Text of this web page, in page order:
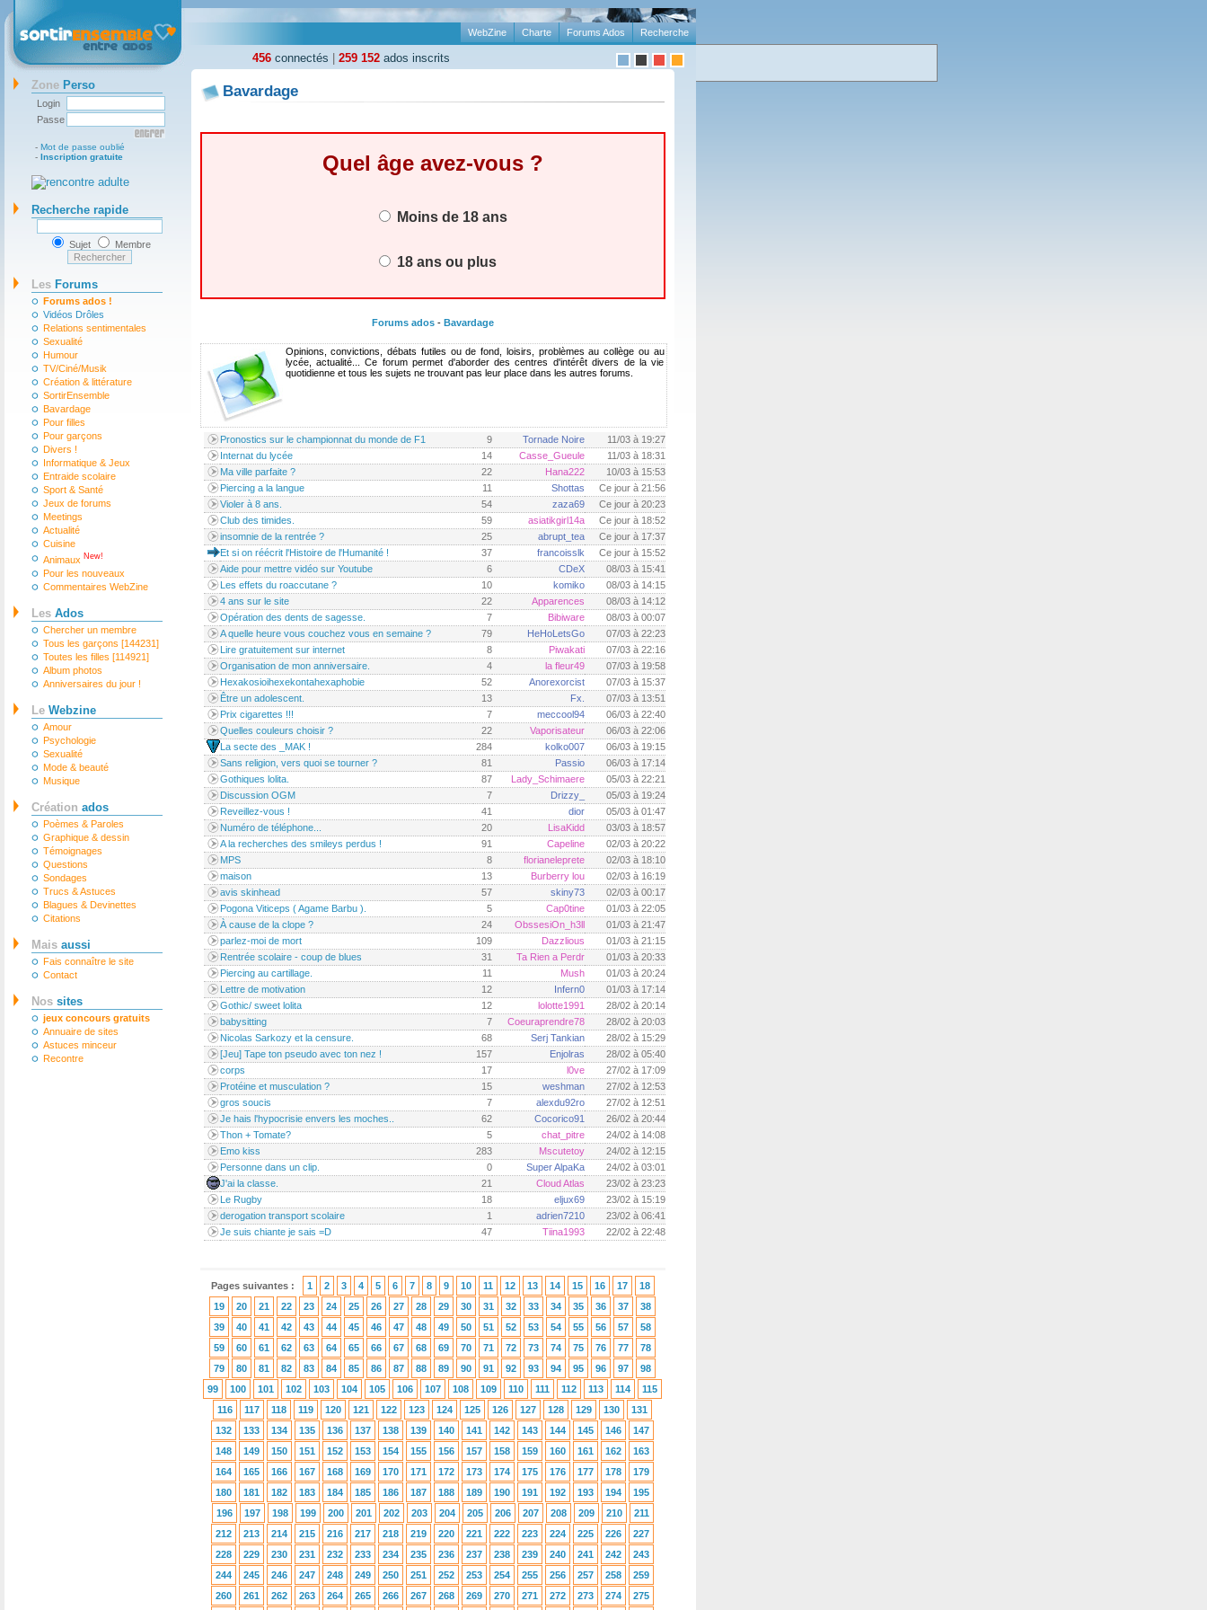
Recherche
Forums Ados
Charte
WebZine
456 connectés 259 152 ados inscrits
Zone Perso
Login
Passe
- Mot de passe oublié
- Inscription gratuite
Recherche rapide
Sujet Membre
Les Forums
Forums ados !
Vidéos Drôles
Relations sentimentales
Sexualité
Humour
TV/Ciné/Musik
Création & littérature
SortirEnsemble
Bavardage
Pour filles
Pour garçons
Divers !
Informatique & Jeux
Entraide scolaire
Sport & Santé
Jeux de forums
Meetings
Actualité
Cuisine
Animaux New!
Pour les nouveaux
Commentaires WebZine
Les Ados
Chercher un membre
Tous les garçons [144231]
Toutes les filles [114921]
Album photos
Anniversaires du jour !
Le Webzine
Amour
Psychologie
Sexualité
Mode & beauté
Musique
Création ados
Poèmes & Paroles
Graphique & dessin
Témoignages
Questions
Sondages
Trucs & Astuces
Blagues & Devinettes
Citations
Mais aussi
Fais connaître le site
Contact
Nos sites
jeux concours gratuits
Annuaire de sites
Astuces minceur
Recontre
Bavardage
Quel âge avez-vous ?
Moins de 18 ans
18 ans ou plus
Forums ados- Bavardage
Opinions, convictions, débats futiles ou de fond, loisirs, problèmes au collège ou au
lycée, actualité... Ce forum permet d'aborder des centres d'intérêt divers de la vie
quotidienne et tous les sujets ne trouvant pas leur place dans les autres forums.
Pronostics sur le championnat du monde de F1 9 Tornade Noire
11/03 à 19:27
Internat du lycée
14 Casse_Gueule
11/03 à 18:31
Ma ville parfaite ?
22 Hana222
10/03 à 15:53
Piercing a la langue
11 Shottas
Ce jour à 21:56
Violer à 8 ans.
54 zaza69
Ce jour à 20:23
Club des timides.
59 asiatikgirl14a
Ce jour à 18:52
insomnie de la rentrée ?
25 abrupt_tea
Ce jour à 17:37
Et si on réécrit l'Histoire de l'Humanité !
37 francoisslk
Ce jour à 15:52
Aide pour mettre vidéo sur Youtube
6 CDeX
08/03 à 15:41
Les effets du roaccutane ?
10 komiko
08/03 à 14:15
4 ans sur le site
22 Apparences
08/03 à 14:12
Opération des dents de sagesse.
7 Bibiware
08/03 à 00:07
A quelle heure vous couchez vous en semaine ?
79 HeHoLetsGo
07/03 à 22:23
Lire gratuitement sur internet
8 Piwakati
07/03 à 22:16
Organisation de mon anniversaire.
4 la fleur49
07/03 à 19:58
Hexakosioihexekontahexaphobie
52 Anorexorcist
07/03 à 15:37
Être un adolescent.
13 Fx.
07/03 à 13:51
Prix cigarettes !!!
7 meccool94
06/03 à 22:40
Quelles couleurs choisir ?
22 Vaporisateur
06/03 à 22:06
La secte des _MAK !
284 kolko007
06/03 à 19:15
Sans religion, vers quoi se tourner ?
81 Passio
06/03 à 17:14
Gothiques lolita.
87 Lady_Schimaere
05/03 à 22:21
Discussion OGM
7 Drizzy_
05/03 à 19:24
Reveillez-vous !
41 dior
05/03 à 01:47
Numéro de téléphone...
20 LisaKidd
03/03 à 18:57
A la recherches des smileys perdus !
91 Capeline
02/03 à 20:22
MPS
8 florianeleprete
02/03 à 18:10
maison
13 Burberry lou
02/03 à 16:19
avis skinhead
57 skiny73
02/03 à 00:17
Pogona Viticeps ( Agame Barbu ).
5 Cap0tine
01/03 à 22:05
À cause de la clope ?
24 ObssesiOn_h3ll
01/03 à 21:47
parlez-moi de mort
109 Dazzlious
01/03 à 21:15
Rentrée scolaire - coup de blues
31 Ta Rien a Perdr
01/03 à 20:33
Piercing au cartillage.
11 Mush
01/03 à 20:24
Lettre de motivation
12 Infern0
01/03 à 17:14
Gothic/ sweet lolita
12 lolotte1991
28/02 à 20:14
babysitting
7 Coeuraprendre78
28/02 à 20:03
Nicolas Sarkozy et la censure.
68 Serj Tankian
28/02 à 15:29
[Jeu] Tape ton pseudo avec ton nez !
157 Enjolras
28/02 à 05:40
corps
17 l0ve
27/02 à 17:09
Protéine et musculation ?
15 weshman
27/02 à 12:53
gros soucis
7 alexdu92ro
27/02 à 12:51
Je hais l'hypocrisie envers les moches..
62 Cocorico91
26/02 à 20:44
Thon + Tomate?
5 chat_pitre
24/02 à 14:08
Emo kiss
283 Mscutetoy
24/02 à 12:15
Personne dans un clip.
0 Super AlpaKa
24/02 à 03:01
J'ai la classe.
21 Cloud Atlas
23/02 à 23:23
Le Rugby
18 eljux69
23/02 à 15:19
derogation transport scolaire
1 adrien7210
23/02 à 06:41
Je suis chiante je sais =D
47 Tiina1993 22/02 à 22:48
Pages suivantes : 1 2 3 4 5 6 7 8 9 10 11 12 13 14 15 16 17
18
19
20 21 22 23 24 25 26 27 28 29 30 31 32 33 34 35 36 37
38
39
40 41 42 43 44 45 46 47 48 49 50 51 52 53 54 55 56 57
58
59
60 61 62 63 64 65 66 67 68 69 70 71 72 73 74 75 76 77
78
79
80 81 82 83 84 85 86 87 88 89 90 91 92 93 94 95 96 97
98
99
100 101 102 103 104 105 106 107 108 109 110 111 112 113 114
115
116
117 118 119 120 121 122 123 124 125 126 127 128 129 130
131
132
133 134 135 136 137 138 139 140 141 142 143 144 145 146
147
148
149 150 151 152 153 154 155 156 157 158 159 160 161 162
163
164
165 166 167 168 169 170 171 172 173 174 175 176 177 178
179
180
181 182 183 184 185 186 187 188 189 190 191 192 193 194
195
196
197 198 199 200 201 202 203 204 205 206 207 208 209 210
211
212
213 214 215 216 217 218 219 220 221 222 223 224 225 226
227
228
229 230 231 232 233 234 235 236 237 238 239 240 241 242
243
244
245 246 247 248 249 250 251 252 253 254 255 256 257 258
259
260
261 262 263 264 265 266 267 268 269 270 271 272 273 274 275